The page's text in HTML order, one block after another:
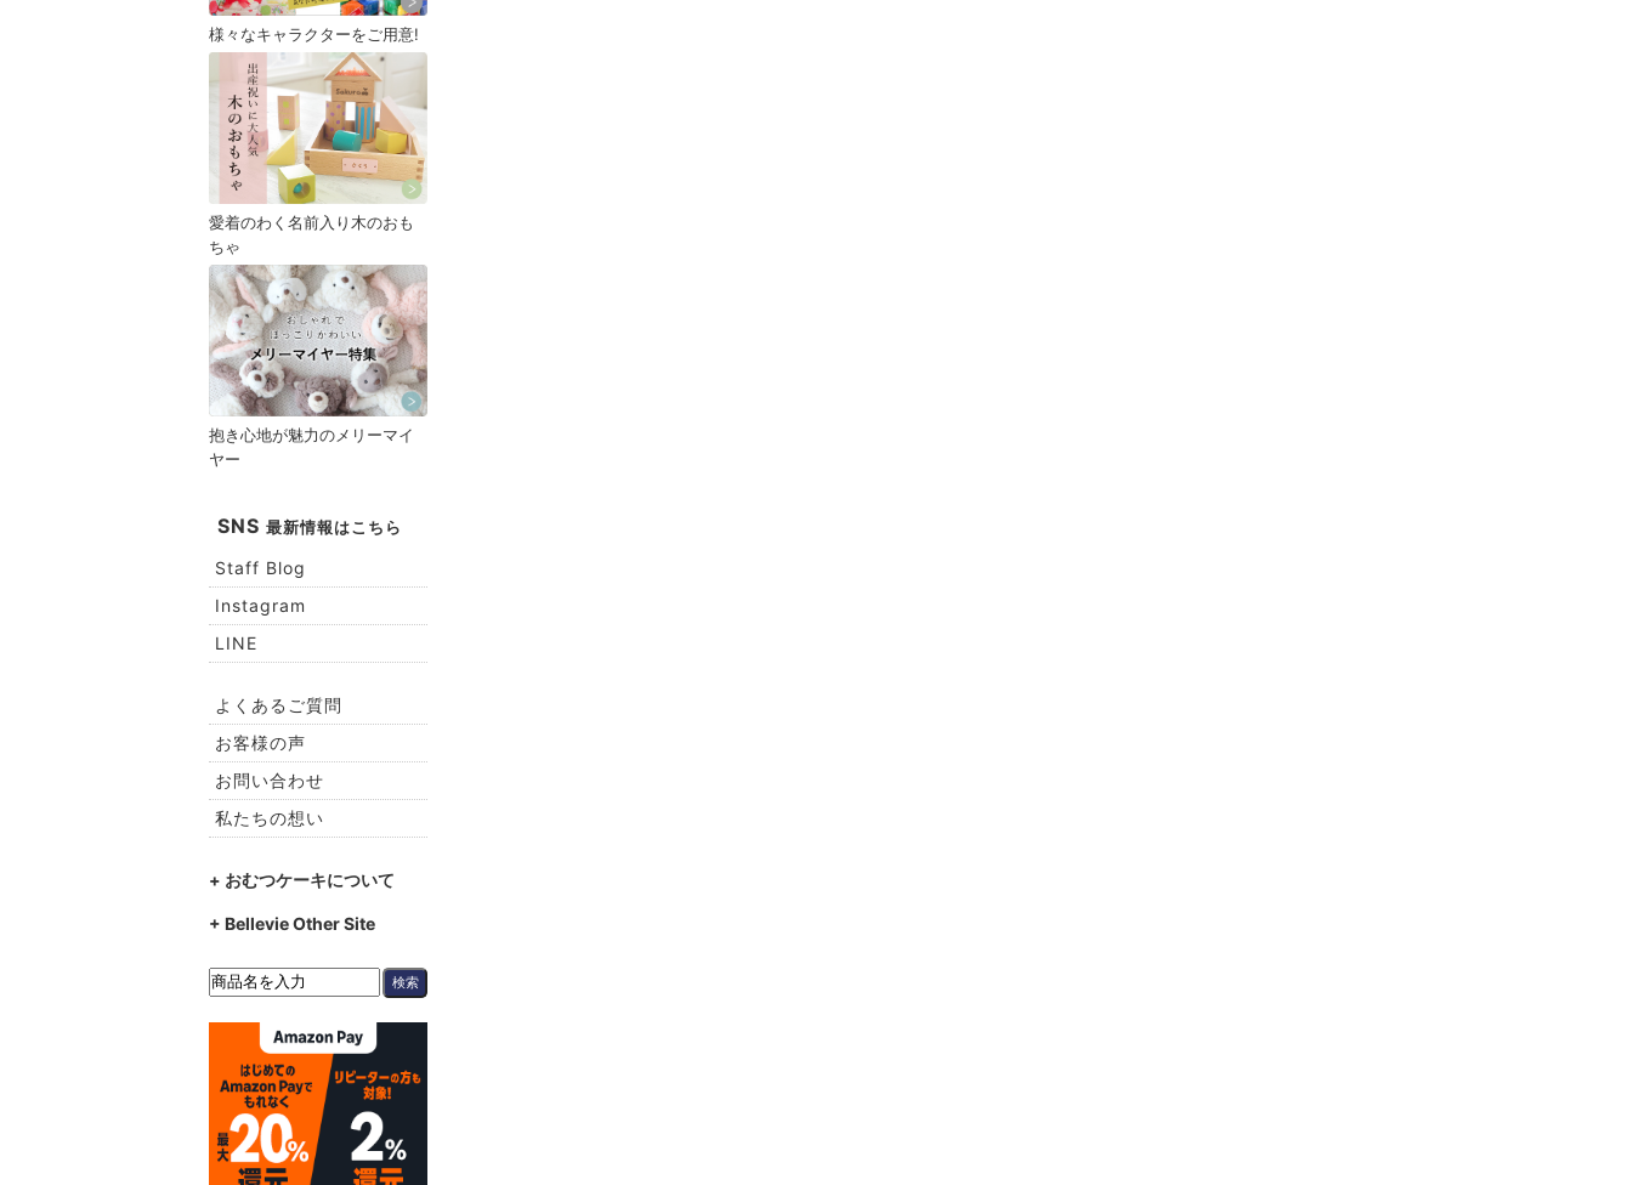
様々なキャラクターをご用意!
愛着のわく名前入り木のおも
ちゃ
抱き心地が魅力のメリーマイ
ヤー
SNS 最新情報はこちら
Staff Blog
Instagram
LINE
よくあるご質問
お客様の声
お問い合わせ
私たちの想い
+ おむつケーキについて
+ Bellevie Other Site